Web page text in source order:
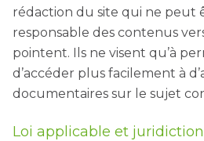
rédaction du site qui ne peut
responsable des contenus
pointent. Ils ne visent qu’à
d’accéder plus facilement à
documentaires sur le sujet
Loi applicable et